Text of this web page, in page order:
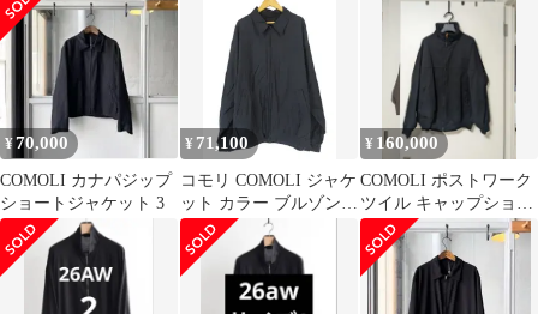
¥70,000
COMOLI カナパジップ
ショートジャケット 3
¥ 71,100
コモリ COMOLI ジャケ
ット カラー ブルゾン
アウター 前開き シルク
ジップ 長袖 ネイビー
サイズ 3 QQQ
¥ 160,000
COMOLI ポストワーク
ツイル キャップショル
ダーブルゾン サイズ1